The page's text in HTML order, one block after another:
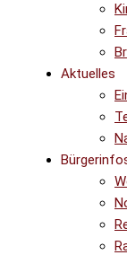
Aktuelles